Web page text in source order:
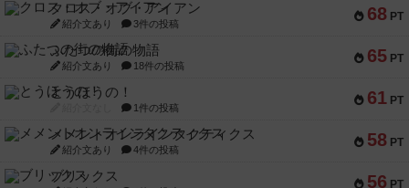
68 PT
クロス・オブ・アイアン
紹介文あり 3件の投稿
65 PT
ふたつの街の物語
紹介文あり 18件の投稿
61 PT
とうほうの！
1件の投稿
58 PT
メメントオンラインタクティクス
紹介文あり 4件の投稿
56 PT
ブリックス